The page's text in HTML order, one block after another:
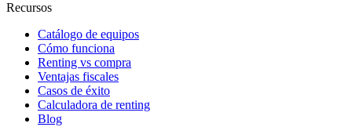
Recursos
Catálogo de equipos
Cómo funciona
Renting vs compra
Ventajas fiscales
Casos de éxito
Calculadora de renting
Blog